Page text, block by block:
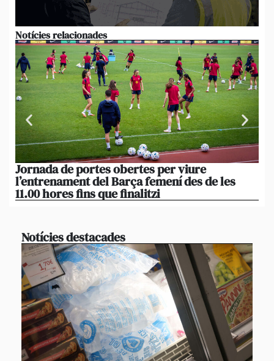
Notícies relacionades
Jornada de portes obertes per viure
l’entrenament del Barça femení des de les
11.00 hores fins que finalitzi
Notícies destacades